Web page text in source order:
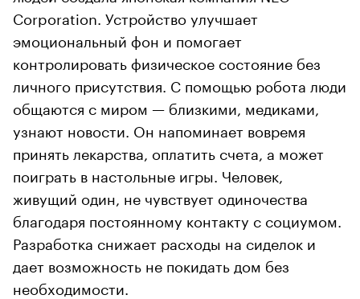
Corporation. Устройство улучшает
эмоциональный фон и помогает
контролировать физическое состояние без
личного присутствия. С помощью робота люди
общаются с миром — близкими, медиками,
узнают новости. Он напоминает вовремя
принять лекарства, оплатить счета, а может
поиграть в настольные игры. Человек,
живущий один, не чувствует одиночества
благодаря постоянному контакту с социумом.
Разработка снижает расходы на сиделок и
дает возможность не покидать дом без
необходимости.